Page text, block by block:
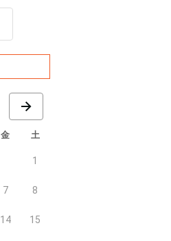
金 土
1
7 8
14 15